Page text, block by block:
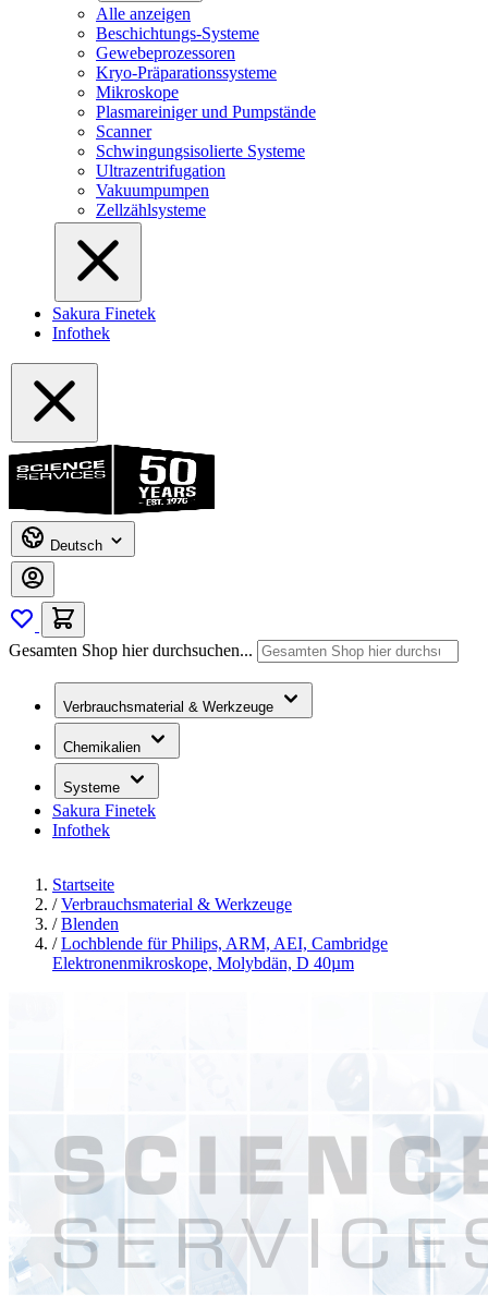
Alle anzeigen
Beschichtungs-Systeme
Gewebeprozessoren
Kryo-Präparationssysteme
Mikroskope
Plasmareiniger und Pumpstände
Scanner
Schwingungsisolierte Systeme
Ultrazentrifugation
Vakuumpumpen
Zellzählsysteme
Sakura Finetek
Infothek
Deutsch
Gesamten Shop hier durchsuchen...
Verbrauchsmaterial & Werkzeuge
Chemikalien
Systeme
Sakura Finetek
Infothek
Startseite
/ Verbrauchsmaterial & Werkzeuge
/ Blenden
/ Lochblende für Philips, ARM, AEI, Cambridge
Elektronenmikroskope, Molybdän, D 40µm